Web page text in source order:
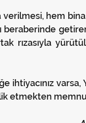
hem
beraberinde
rızasıyla
varsa,
etmekten